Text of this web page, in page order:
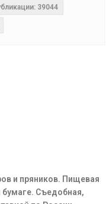
39044
и пряников. Пищевая
бумаге. Съедобная,